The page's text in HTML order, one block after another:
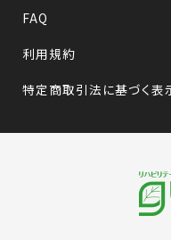
FAQ
利用規約
特定商取引法に基づく表